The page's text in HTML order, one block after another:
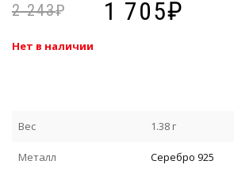
2 243 1 705
Нет в наличии
Вес 1.38 г
Металл Серебро 925